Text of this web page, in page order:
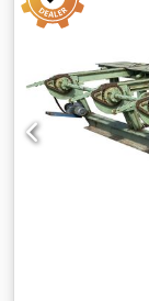
mm - Kranens
Løftekapacitet:
7240 mm –
6000 x 2150
udskubning -
m/min HOLTEC
og automatisk
flisudsugning:
Transportmål: